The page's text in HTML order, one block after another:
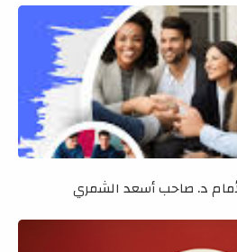
د. صاحب أسعد الشمري